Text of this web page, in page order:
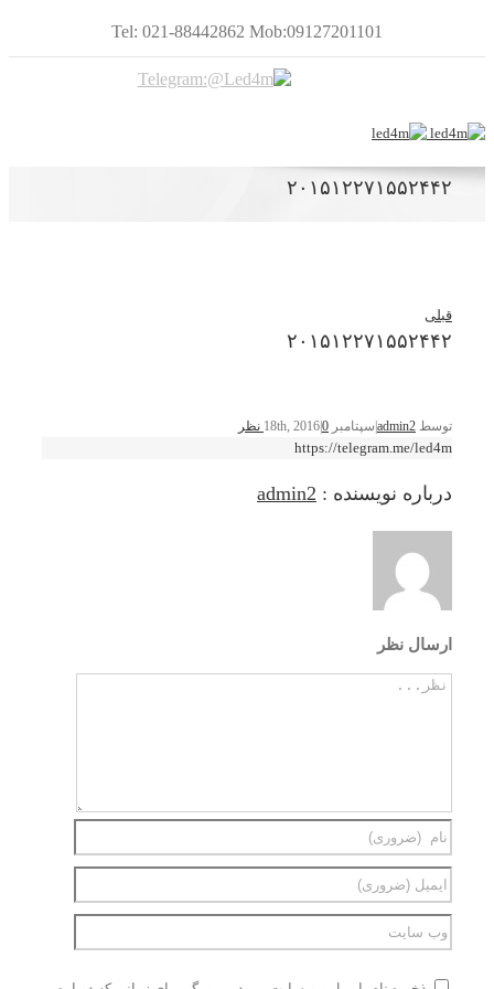
Tel: 021-88442862 Mob:09127201101
۲۰۱۵۱۲۲۷۱۵۵۲۴۴۲
قبلی
۲۰۱۵۱۲۲۷۱۵۵۲۴۴۲
توسط admin2
|سپتامبر 18th, 2016 |0 نظر
https://telegram.me/led4m
درباره نویسنده : admin2
ارسال نظر